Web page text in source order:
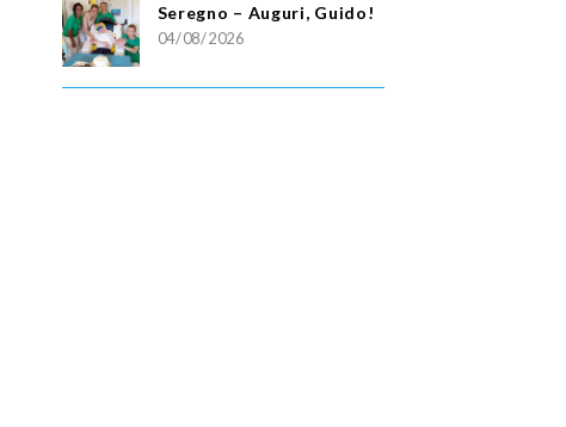
Seregno – Auguri, Guido!
04/08/2026